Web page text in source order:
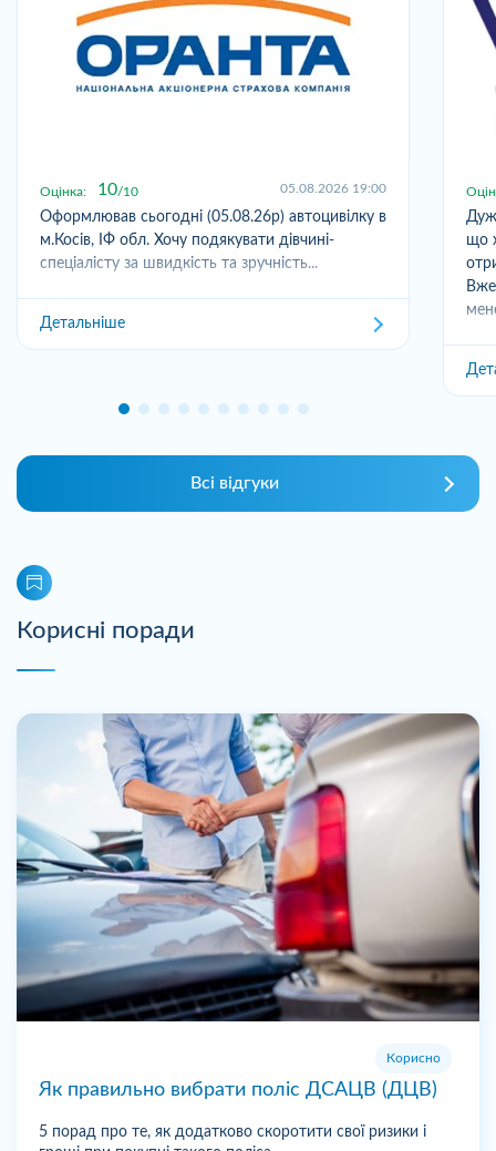
Оцінка: 10 10 05.08.2026 19:00
Оформлював сьогодні (05.08.26р) автоцивілку в
м.Косів, ІФ обл. Хочу подякувати дівчині-
спеціалісту за швидкість та зручність...
Детальніше
що
Всі відгуки
Корисні поради
Корисно
Як правильно вибрати поліс ДСАЦВ (ДЦВ)
5 порад про те, як додатково скоротити свої ризики і